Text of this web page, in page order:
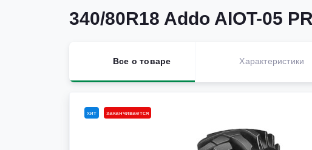
340/80R18 Addo AIOT-05
Все о товаре Характеристики
хит заканчивается